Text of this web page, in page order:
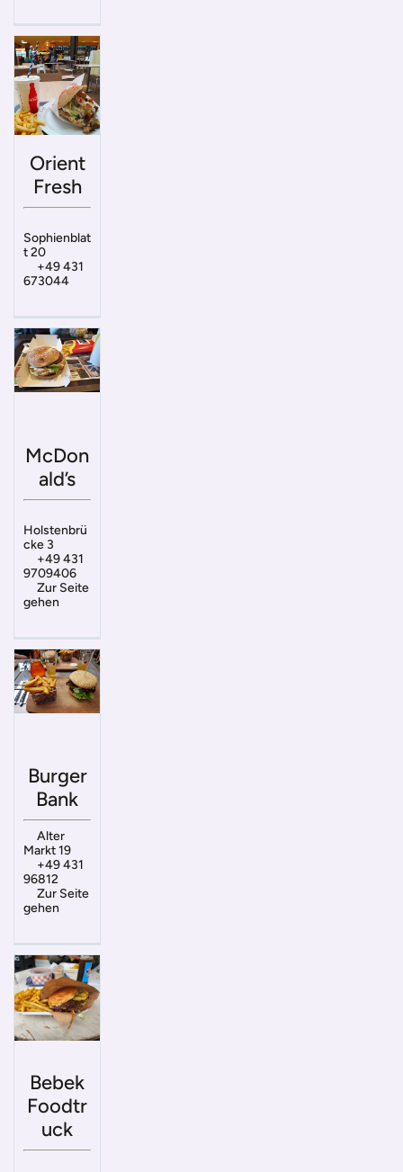
Orient
Fresh
Sophienblat
t 20
+49 431
673044
McDon
ald’s
Holstenbrü
cke 3
+49 431
9709406
Zur Seite
gehen
Burger
Bank
Alter
Markt 19
+49 431
96812
Zur Seite
gehen
Bebek
Foodtr
uck